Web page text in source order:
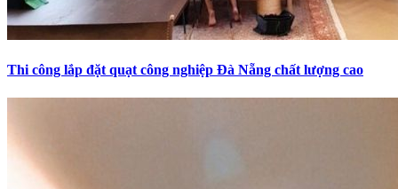
Thi công lắp đặt quạt công nghiệp Đà Nẵng chất lượng cao